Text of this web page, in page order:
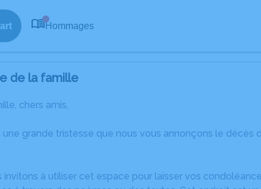
Hommages
de la famille
chers amis,
une grande tristesse que nous vous annonçons le
invitons à utiliser cet espace pour laisser vos